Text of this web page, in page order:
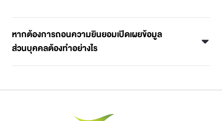
หากต้องการถอนความยินยอมเปิดเผยข้อมูล
ส่วนบุคคลต้องทำอย่างไร